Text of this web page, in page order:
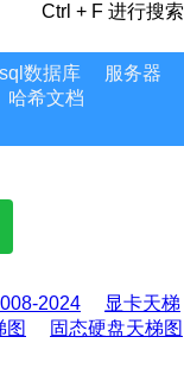
Ctrl + F 进行搜索
数据库
服务器
哈希文档
2024
显卡天梯
图
固态硬盘天梯图